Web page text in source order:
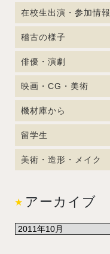
在校生出演・参加情報
稽古の様子
俳優・演劇
映画・CG・美術
機材庫から
留学生
美術・造形・メイク
アーカイブ